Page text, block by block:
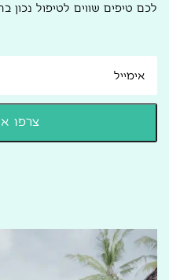
לכם טיפים שווים לטיפול נכון